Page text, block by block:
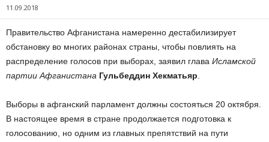
11.09.2018
Правительство Афганистана намеренно дестабилизирует
обстановку во многих районах страны, чтобы повлиять на
распределение голосов при выборах, заявил глава Исламской
партии Афганистана Гульбеддин Хекматьяр
Выборы в афганский парламент должны состояться 20 октября.
В настоящее время в стране продолжается подготовка к
голосованию, но одним из главных препятствий на пути